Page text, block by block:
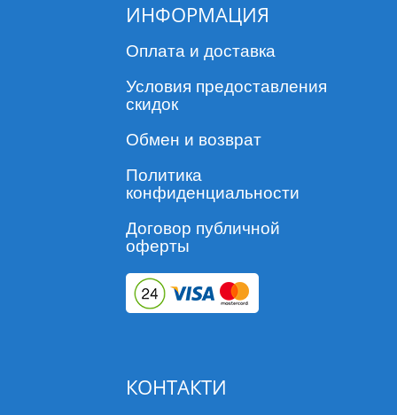
ИНФОРМАЦИЯ
Оплата и доставка
Условия предоставления
скидок
Обмен и возврат
Политика
конфиденциальности
Договор публичной
оферты
КОНТАКТИ